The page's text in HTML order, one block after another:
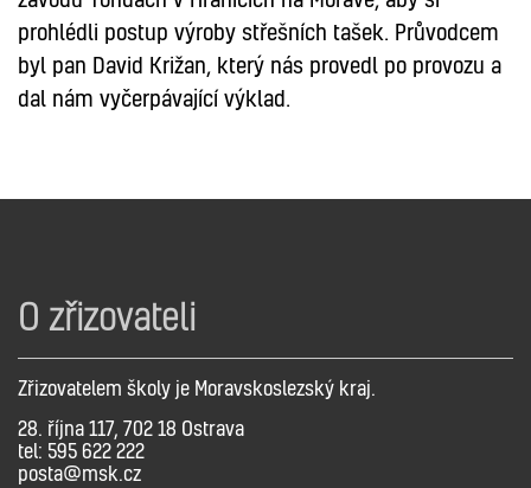
prohlédli postup výroby střešních tašek. Průvodcem
byl pan David Križan, který nás provedl po provozu a
dal nám vyčerpávající výklad.
O zřizovateli
Zřizovatelem školy je Moravskoslezský kraj.
28. října 117, 702 18 Ostrava
tel: 595 622 222
posta@msk.cz